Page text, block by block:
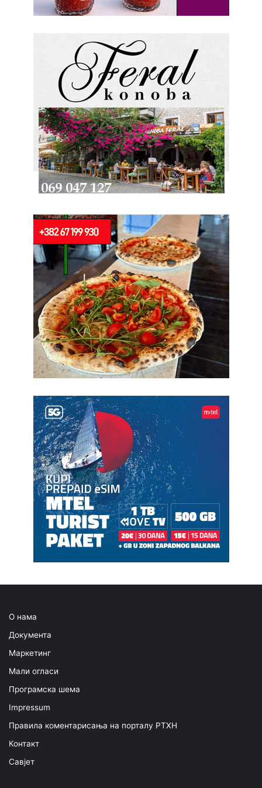
О нама
Документа
Маркетинг
Мали огласи
Програмска шема
Impressum
Правила коментарисања на порталу РТХН
Контакт
Савјет